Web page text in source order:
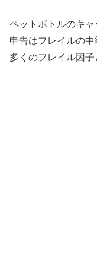
ペットボトルのキ
申告はフレイルの
多くのフレイル因